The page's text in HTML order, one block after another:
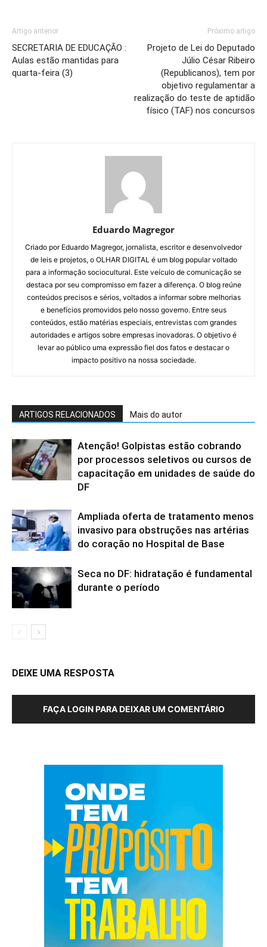
Artigo anterior
SECRETARIA DE EDUCAÇÃO :
Aulas estão mantidas para
quarta-feira (3)
Próximo artigo
Projeto de Lei do Deputado
Júlio César Ribeiro
(Republicanos), tem por
objetivo regulamentar a
realização do teste de aptidão
físico (TAF) nos concursos
Eduardo Magregor
Criado por Eduardo Magregor, jornalista, escritor e desenvolvedor
de leis e projetos, o OLHAR DIGITAL é um blog popular voltado
para a informação sociocultural. Este veículo de comunicação se
destaca por seu compromisso em fazer a diferença. O blog reúne
conteúdos precisos e sérios, voltados a informar sobre melhorias
e benefícios promovidos pelo nosso governo. Entre seus
conteúdos, estão matérias especiais, entrevistas com grandes
autoridades e artigos sobre empresas inovadoras. O objetivo é
levar ao público uma expressão fiel dos fatos e destacar o
impacto positivo na nossa sociedade.
ARTIGOS RELACIONADOS Mais do autor
Atenção! Golpistas estão cobrando
por processos seletivos ou cursos de
capacitação em unidades de saúde do
DF
Ampliada oferta de tratamento menos
invasivo para obstruções nas artérias
do coração no Hospital de Base
Seca no DF: hidratação é fundamental
durante o período
DEIXE UMA RESPOSTA
FAÇA LOGIN PARA DEIXAR UM COMENTÁRIO